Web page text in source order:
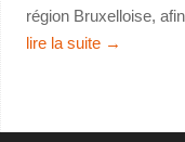
région Bruxelloise,
lire la suite →